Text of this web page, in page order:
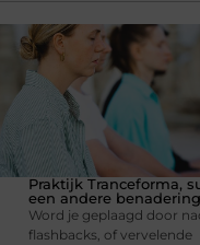
Praktijk Tranceforma,
een andere benadering
Word je geplaagd door
flashbacks, of vervelende